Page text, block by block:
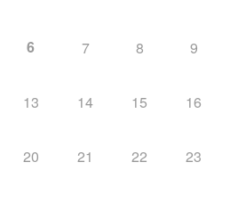
6 7 8 9
13 14 15 16
20 21 22 23